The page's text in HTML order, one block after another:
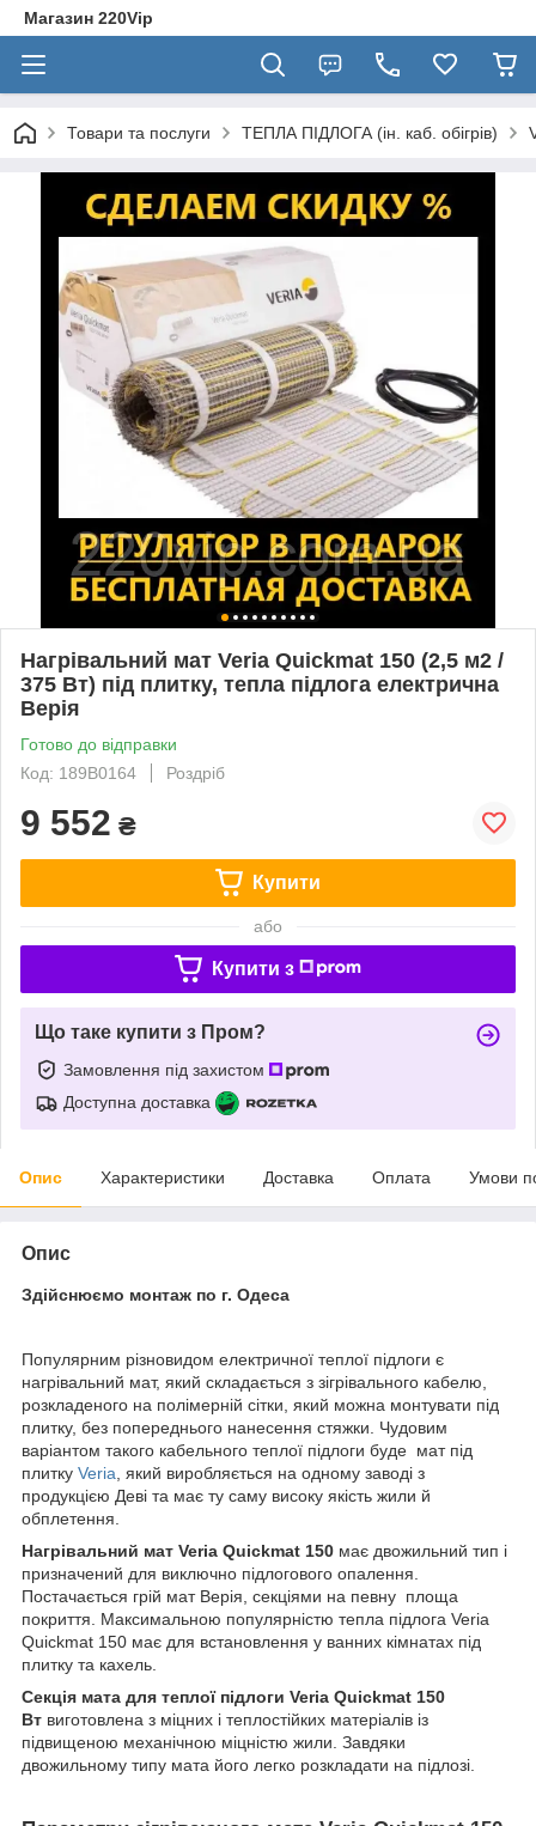
Магазин 220Vip
Товари та послуги ТЕПЛА ПІДЛОГА (ін. каб. обігрів)
Нагрівальний мат Veria Quickmat 150 (2,5 м2 /
375 Вт) під плитку, тепла підлога електрична
Верія
Готово до відправки
Код: 189B0164
Роздріб
9 552 ₴
Купити
або
Купити з
Що таке купити з Пром?
Замовлення під захистом
Доступна доставка
Опис Характеристики Доставка Оплата Умови
Опис
Здійснюємо монтаж по г. Одеса
Популярним різновидом електричної теплої підлоги є
нагрівальний мат, який складається з зігрівального кабелю,
розкладеного на полімерній сітки, який можна монтувати під
плитку, без попереднього нанесення стяжки. Чудовим
варіантом такого кабельного теплої підлоги буде мат під
плитку Veria , який виробляється на одному заводі з
продукцією Деві та має ту саму високу якість жили й
обплетення.
Нагрівальний мат Veria Quickmat 150 має двожильний тип і
призначений для виключно підлогового опалення.
Постачається грій мат Верія, секціями на певну площа
покриття. Максимальною популярністю тепла підлога Veria
Quickmat 150 має для встановлення у ванних кімнатах під
плитку та кахель.
Секція мата для теплої підлоги Veria Quickmat 150
Вт виготовлена з міцних і теплостійких матеріалів із
підвищеною механічною міцністю жили. Завдяки
двожильному типу мата його легко розкладати на підлозі.